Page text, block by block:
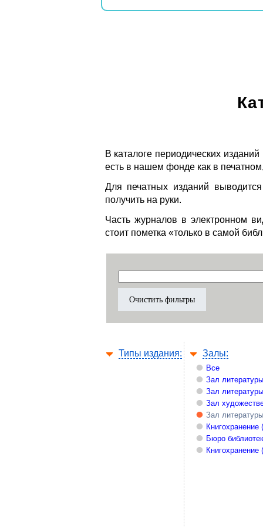
В каталоге периодических
есть в нашем фонде как в
Для печатных изданий
получить на руки.
Часть журналов в электронном
стоит пометка «только в самой
Типы издания: Залы:
Все
Зал
Зал
Зал
Зал
Бюро